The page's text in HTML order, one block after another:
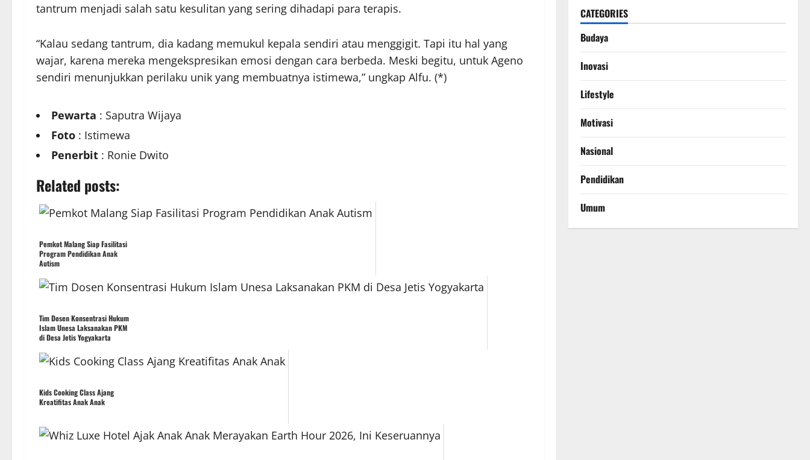
tantrum menjadi salah satu kesulitan yang sering dihadapi para terapis.
“Kalau sedang tantrum, dia kadang memukul kepala sendiri atau menggigit. Tapi itu hal yang
wajar, karena mereka mengekspresikan emosi dengan cara berbeda. Meski begitu, untuk Ageno
sendiri menunjukkan perilaku unik yang membuatnya istimewa,” ungkap Alfu. (*)
Pewarta : Saputra Wijaya
Foto : Istimewa
Penerbit : Ronie Dwito
Related posts:
Pemkot Malang Siap Fasilitasi
Program Pendidikan Anak
Autism
Tim Dosen Konsentrasi Hukum
Islam Unesa Laksanakan PKM
di Desa Jetis Yogyakarta
Kids Cooking Class Ajang
Kreatifitas Anak Anak
CATEGORIES
Budaya
Inovasi
Lifestyle
Motivasi
Nasional
Pendidikan
Umum